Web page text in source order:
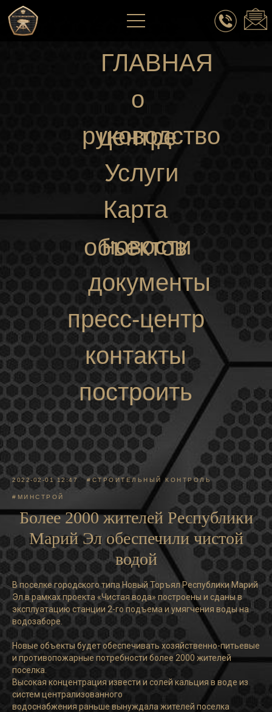
новости
руководство
Карта
объектов
ГЛАВНАЯ
пресс-центр
построить
маршрут
о
центре
документы
контакты
Услуги
2022-02-01 12:47 #СТРОИТЕЛЬНЫЙ КОНТРОЛЬ
#МИНСТРОЙ
Более 2000 жителей Республики
Марий Эл обеспечили чистой
водой
В поселке городского типа Новый Торъял Республики Марий
Эл в рамках проекта «Чистая вода» построены и сданы в
эксплуатацию станции 2-го подъема и умягчения воды на
водозаборе.
Новые объекты будет обеспечивать хозяйственно-питьевые
и противопожарные потребности более 2000 жителей
поселка.
Высокая концентрация извести и солей кальция в воде из
систем централизованного
водоснабжения раньше вынуждала жителей поселка